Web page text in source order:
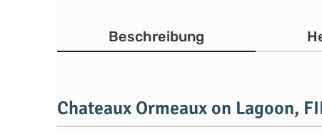
Beschreibung
Chateaux Ormeaux on Lagoon,